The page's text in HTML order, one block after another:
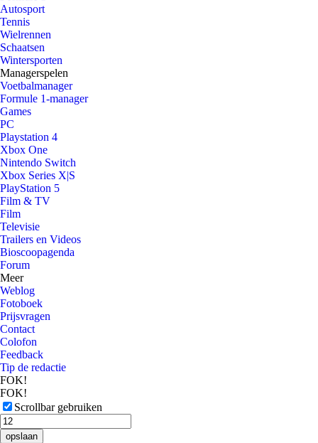
Autosport
Tennis
Wielrennen
Schaatsen
Wintersporten
Managerspelen
Voetbalmanager
Formule 1-manager
Games
PC
Playstation 4
Xbox One
Nintendo Switch
Xbox Series X|S
PlayStation 5
Film & TV
Film
Televisie
Trailers en Videos
Bioscoopagenda
Forum
Meer
Weblog
Fotoboek
Prijsvragen
Contact
Colofon
Feedback
Tip de redactie
FOK!
FOK!
Scrollbar gebruiken
opslaan